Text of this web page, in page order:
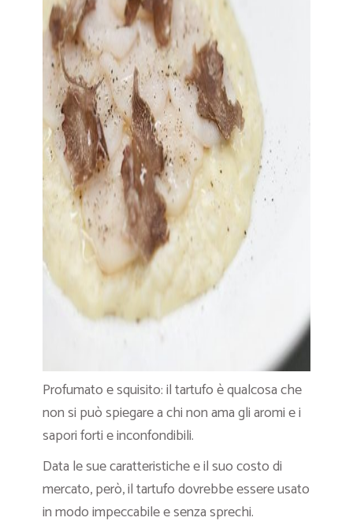
Profumato e squisito: il tartufo è qualcosa che
non si può spiegare a chi non ama gli aromi e i
sapori forti e inconfondibili.
Data le sue caratteristiche e il suo costo di
mercato, però, il tartufo dovrebbe essere usato
in modo impeccabile e senza sprechi.